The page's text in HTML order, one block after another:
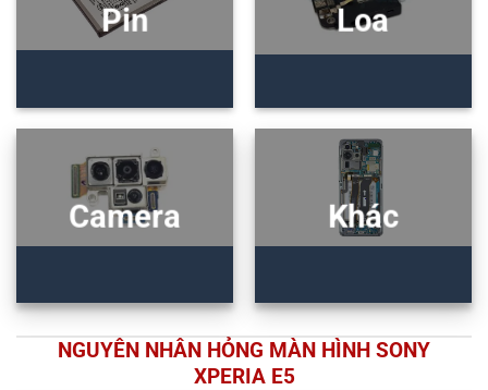
Pin Loa
Camera Khác
NGUYÊN NHÂN HỎNG MÀN HÌNH SONY
XPERIA E5